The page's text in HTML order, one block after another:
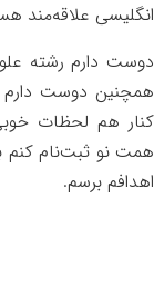
انگلیسی علاقه‌مند
دوست دارم رشته
همچنین دوست دارم
کنار هم لحظات خوبی
همت نو ثبت‌نام کنم
اهدافم برسم.